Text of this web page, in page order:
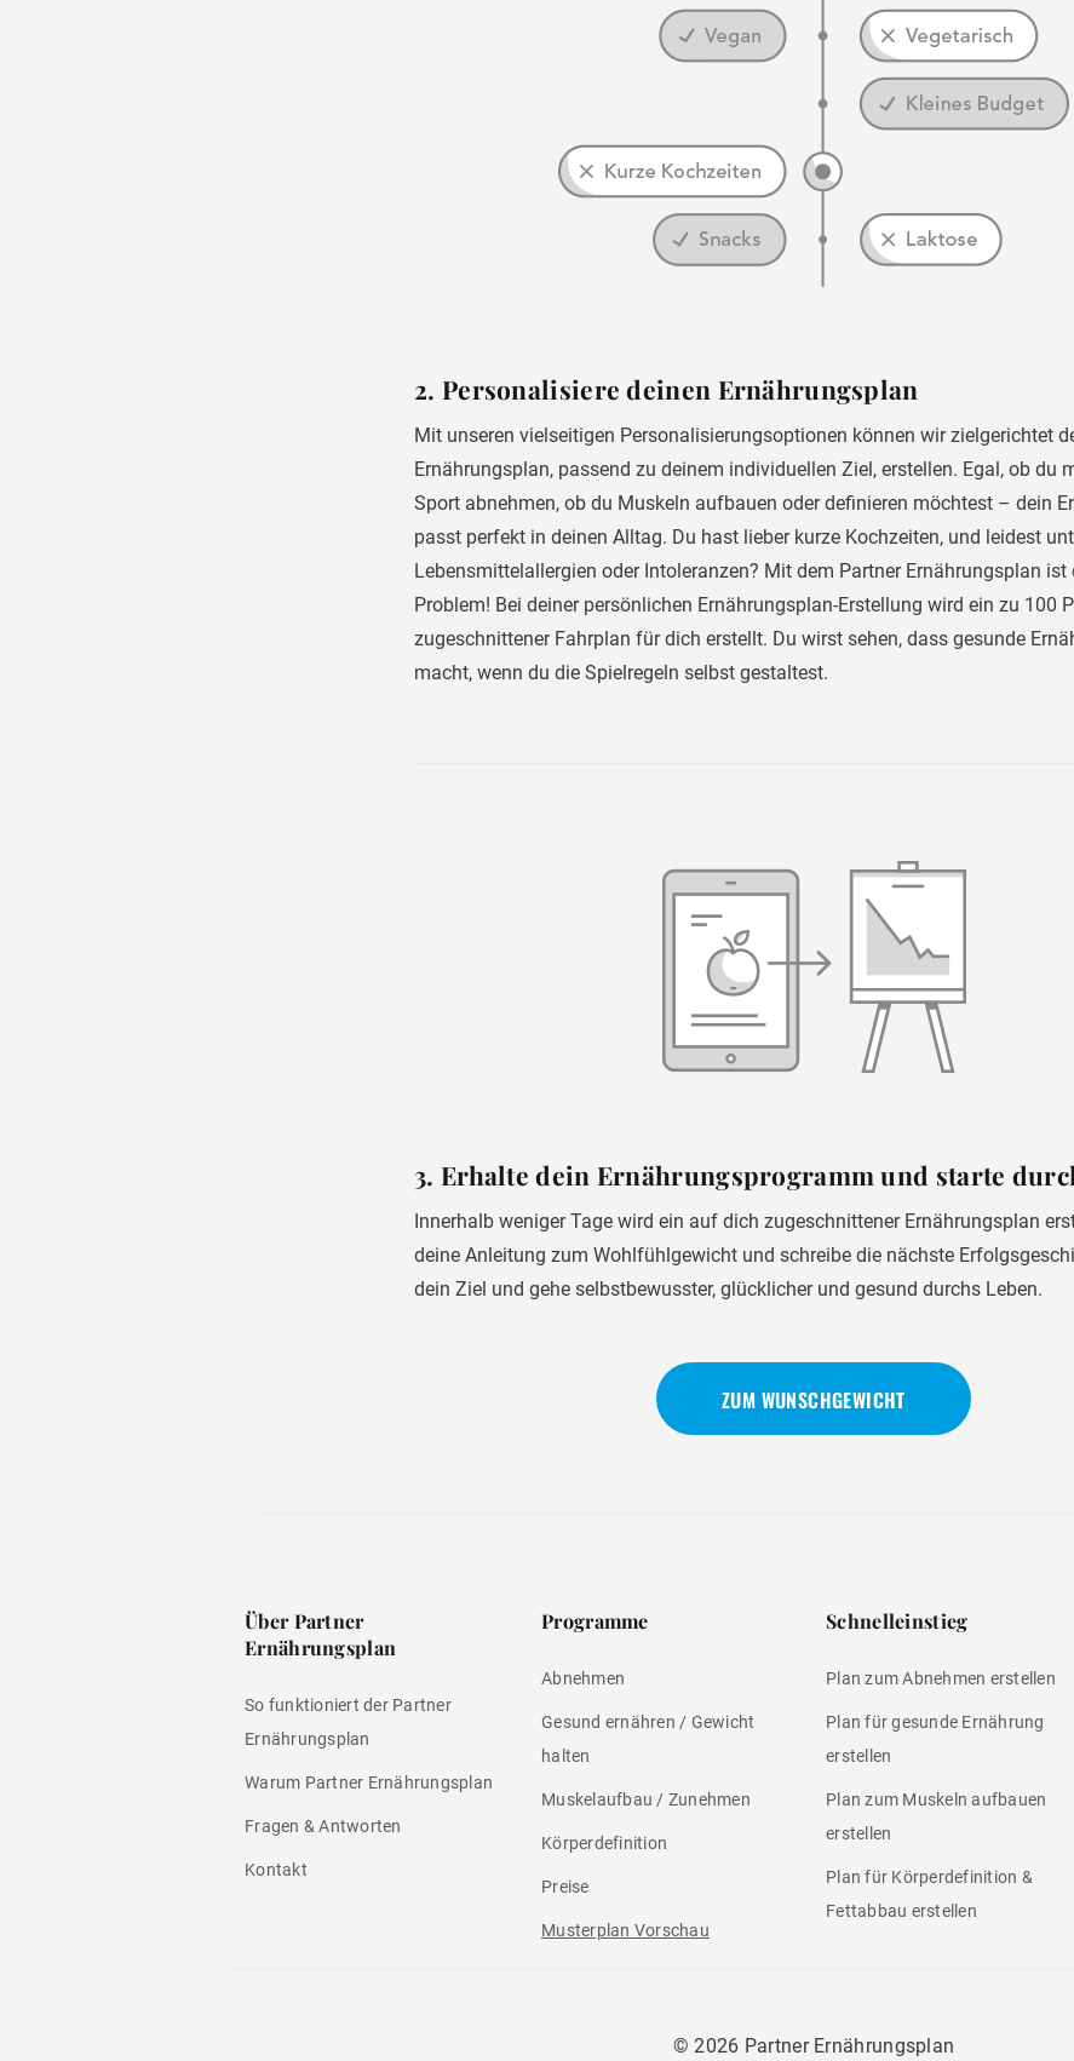
2. Personalisiere deinen Ernährungsplan
Mit unseren vielseitigen Personalisierungsoptionen können wir zielgerichtet
Ernährungsplan, passend zu deinem individuellen Ziel, erstellen. Egal, ob du
Sport abnehmen, ob du Muskeln aufbauen oder definieren möchtest – dein
passt perfekt in deinen Alltag. Du hast lieber kurze Kochzeiten, und leidest
Lebensmittelallergien oder Intoleranzen? Mit dem Partner Ernährungsplan ist
Problem! Bei deiner persönlichen Ernährungsplan-Erstellung wird ein zu 100
zugeschnittener Fahrplan für dich erstellt. Du wirst sehen, dass gesunde
macht, wenn du die Spielregeln selbst gestaltest.
3. Erhalte dein Ernährungsprogramm und starte
Innerhalb weniger Tage wird ein auf dich zugeschnittener Ernährungsplan
deine Anleitung zum Wohlfühlgewicht und schreibe die nächste
dein Ziel und gehe selbstbewusster, glücklicher und gesund durchs Leben.
ZUM WUNSCHGEWICHT
Über Partner
Ernährungsplan
So funktioniert der Partner
Ernährungsplan
Warum Partner Ernährungsplan
Fragen & Antworten
Kontakt
Programme
Abnehmen
Gesund ernähren / Gewicht
halten
Muskelaufbau / Zunehmen
Körperdefinition
Preise
Musterplan Vorschau
Schnelleinstieg
Plan zum Abnehmen erstellen
Plan für gesunde Ernährung
erstellen
Plan zum Muskeln aufbauen
erstellen
Plan für Körperdefinition &
Fettabbau erstellen
© 2026 Partner Ernährungsplan